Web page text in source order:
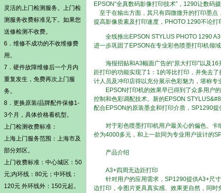
灵活的上门检测 服务。 上门检
测 服务收费标准见下。如果您
送修检测不收费。
6．维修不成功的不收维修费
用。
7．硬件故障维修后一个月内
重复发生，免费再次上门服
务。
8．更换原装/品牌配件保修1-
3个月，具体价格看机型。
上门检测收费标准：
上海上门服务范围：上海市及
部分郊区。
上门收费标准：中心城区：50
元;内环线：80元；中环线：
120元 外环线外：150元起。
EPSON“全真数码影像打印技术”，1290让数
至于在输出方面，其只有四微微升的打印墨点
提高影像质素及打印速度，PHOTO 1290不论
全线推出EPSON STYLUS PHOTO 1290
进一步巩固了EPSON在专业彩色喷墨打印机领
海报招贴和A3幅面广告的“原大打印”以及16
距打印的功能实现了1：1的等比打印，并免去
计人员及冲印店得以充分展示色彩魅力，堪称专
EPSON打印机的效果早已得到了众多用户的
控制和色彩调配技术。新的EPSON
配合EPSON的原装墨盒和打印介质，SP1290
对于彩色喷墨打印机用户最关心的偏色、卡
价为4000多元，和上一款同为专业用户设计的
产品介绍
A3+四周无边距打印
针对用户的应用需求，SP1290提供A3+尺寸
边打印，令图片更具真实感、效果更自然，同